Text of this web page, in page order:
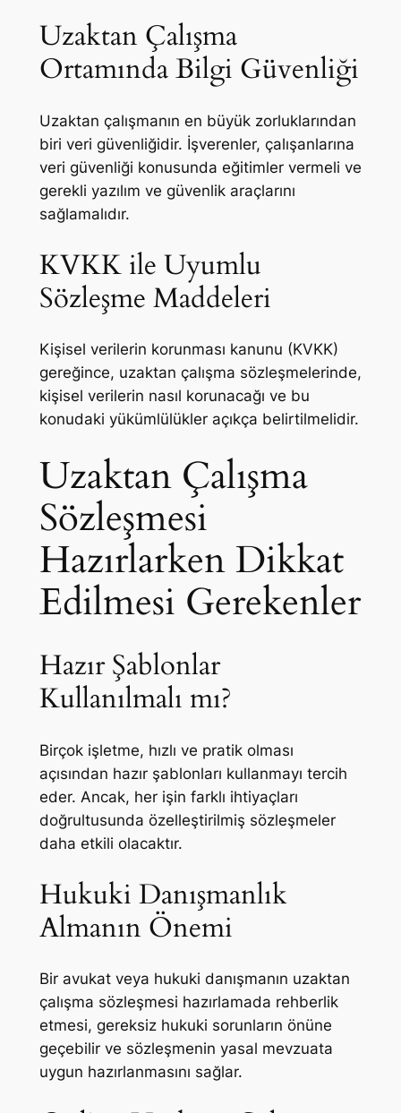
Uzaktan Çalışma
Ortamında Bilgi Güvenliği
Uzaktan çalışmanın en büyük zorluklarından
biri veri güvenliğidir. İşverenler, çalışanlarına
veri güvenliği konusunda eğitimler vermeli ve
gerekli yazılım ve güvenlik araçlarını
sağlamalıdır.
KVKK ile Uyumlu
Sözleşme Maddeleri
Kişisel verilerin korunması kanunu (KVKK)
gereğince, uzaktan çalışma sözleşmelerinde,
kişisel verilerin nasıl korunacağı ve bu
konudaki yükümlülükler açıkça belirtilmelidir.
Uzaktan Çalışma
Sözleşmesi
Hazırlarken Dikkat
Edilmesi Gerekenler
Hazır Şablonlar
Kullanılmalı mı?
Birçok işletme, hızlı ve pratik olması
açısından hazır şablonları kullanmayı tercih
eder. Ancak, her işin farklı ihtiyaçları
doğrultusunda özelleştirilmiş sözleşmeler
daha etkili olacaktır.
Hukuki Danışmanlık
Almanın Önemi
Bir avukat veya hukuki danışmanın uzaktan
çalışma sözleşmesi hazırlamada rehberlik
etmesi, gereksiz hukuki sorunların önüne
geçebilir ve sözleşmenin yasal mevzuata
uygun hazırlanmasını sağlar.